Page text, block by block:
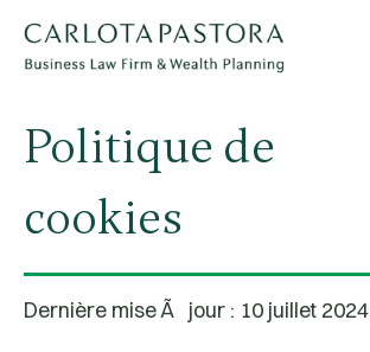
Politique de
cookies
Dernière mise Ã jour : 10 juillet 2024